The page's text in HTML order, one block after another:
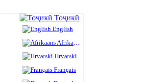
Тоҷикӣ
English
Afrikaans
Hrvatski
Français